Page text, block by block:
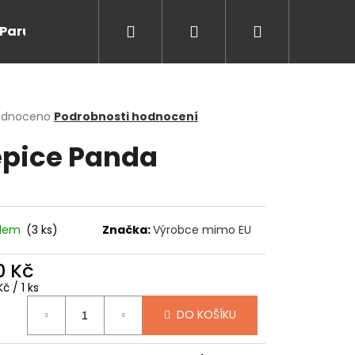
Paruky/kanekalon Doprodej Na cesty
Přihlášení
Podrobnosti hodnocení
Panda
(3 ks) Značka:Výrobce mimo EU
Kč
/ 1 ks
DO KOŠÍKU